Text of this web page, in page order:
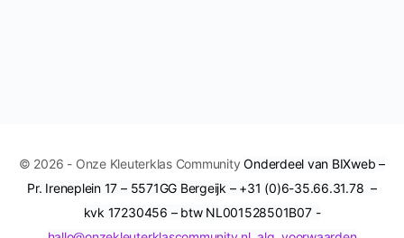
© 2026 - Onze Kleuterklas CommunityOnderdeel van BIXweb –
Pr. Ireneplein 17 – 5571GG Bergeijk – +31 (0)6-35.66.31.78 –
kvk 17230456 – btw NL001528501B07 -